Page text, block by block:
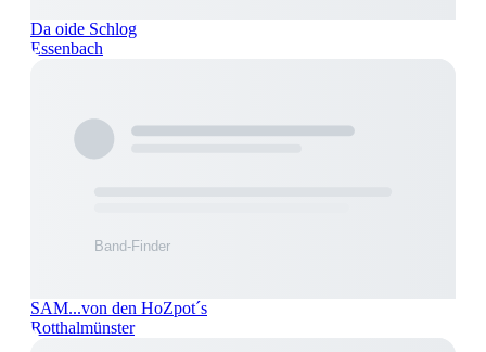
Da oide Schlog
Essenbach
SAM...von den HoZpot´s
Rotthalmünster